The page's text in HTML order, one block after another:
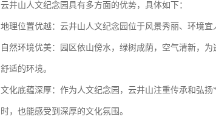
云井山人文纪念园具有多方面的优势，具体如下：
地理位置优越：云井山人文纪念园位于风景秀丽、环境宜
自然环境优美：园区依山傍水，绿树成荫，空气清新，
舒适的环境。
文化底蕴深厚：作为人文纪念园，云井山注重传承和弘
时，也能感受到深厚的文化氛围。